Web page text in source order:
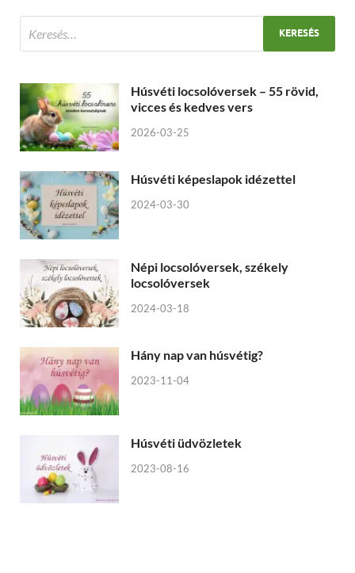
Húsvéti locsolóversek – 55 rövid,
vicces és kedves vers
2026-03-25
Húsvéti képeslapok idézettel
2024-03-30
Népi locsolóversek, székely
locsolóversek
2024-03-18
Hány nap van húsvétig?
2023-11-04
Húsvéti üdvözletek
2023-08-16